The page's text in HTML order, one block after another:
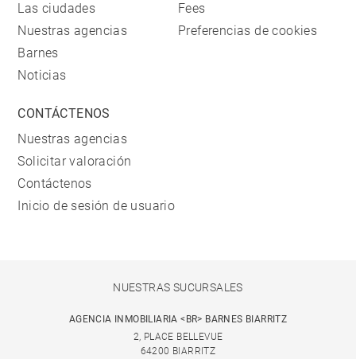
Las ciudades
Nuestras agencias
Barnes
Noticias
Fees
Preferencias de cookies
CONTÁCTENOS
Nuestras agencias
Solicitar valoración
Contáctenos
Inicio de sesión de usuario
NUESTRAS SUCURSALES
AGENCIA INMOBILIARIA <BR> BARNES BIARRITZ
2, PLACE BELLEVUE
64200 BIARRITZ